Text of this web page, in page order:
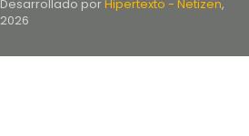
Desarrollado porHipertexto - Netizen,
2026